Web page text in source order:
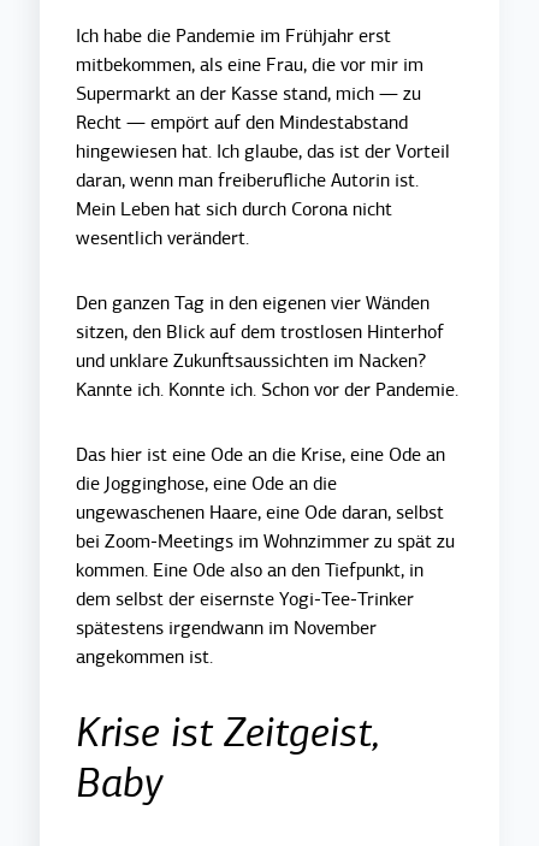
Ich habe die Pandemie im Frühjahr erst
mitbekommen, als eine Frau, die vor mir im
Supermarkt an der Kasse stand, mich — zu
Recht — empört auf den Mindestabstand
hingewiesen hat. Ich glaube, das ist der Vorteil
daran, wenn man freiberufliche Autorin ist.
Mein Leben hat sich durch Corona nicht
wesentlich verändert.
Den ganzen Tag in den eigenen vier Wänden
sitzen, den Blick auf dem trostlosen Hinterhof
und unklare Zukunftsaussichten im Nacken?
Kannte ich. Konnte ich. Schon vor der Pandemie.
Das hier ist eine Ode an die Krise, eine Ode an
die Jogginghose, eine Ode an die
ungewaschenen Haare, eine Ode daran, selbst
bei Zoom-Meetings im Wohnzimmer zu spät zu
kommen. Eine Ode also an den Tiefpunkt, in
dem selbst der eisernste Yogi-Tee-Trinker
spätestens irgendwann im November
angekommen ist.
Krise ist Zeitgeist,
Baby